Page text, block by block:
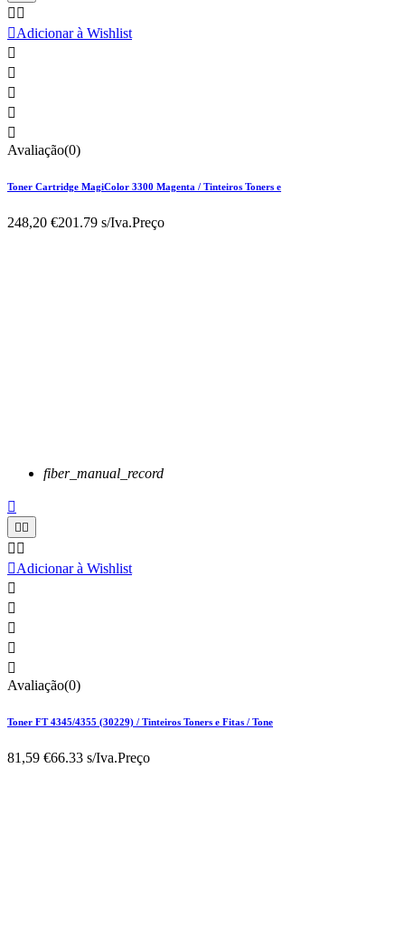
 
Adicionar à Wishlist





Avaliação(0)
Toner Cartridge MagiColor 3300 Magenta / Tinteiros Toners e
248,20 €201.79 s/Iva.Preço
fiber_manual_record

 
 
Adicionar à Wishlist





Avaliação(0)
Toner FT 4345/4355 (30229) / Tinteiros Toners e Fitas / Tone
81,59 €66.33 s/Iva.Preço